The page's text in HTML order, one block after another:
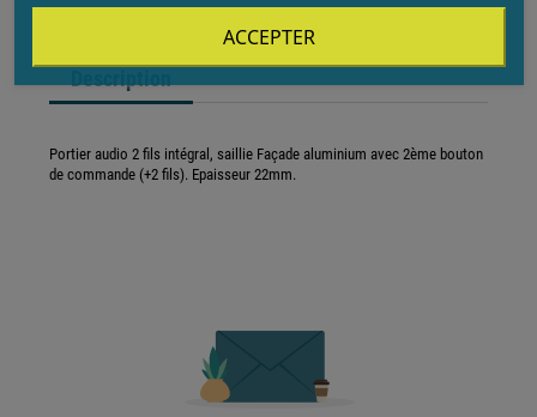
Description
Portier audio 2 fils intégral, saillie Façade aluminium avec 2ème bouton
de commande (+2 fils). Epaisseur 22mm.
ACCEPTER